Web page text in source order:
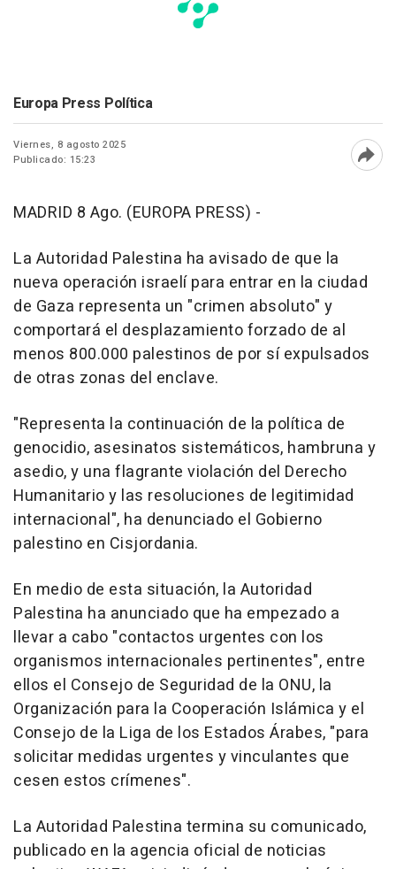
Europa Press Política
Viernes, 8 agosto 2025
Publicado: 15:23
MADRID 8 Ago. (EUROPA PRESS) -
La Autoridad Palestina ha avisado de que la
nueva operación israelí para entrar en la ciudad
de Gaza representa un "crimen absoluto" y
comportará el desplazamiento forzado de al
menos 800.000 palestinos de por sí expulsados
de otras zonas del enclave.
"Representa la continuación de la política de
genocidio, asesinatos sistemáticos, hambruna y
asedio, y una flagrante violación del Derecho
Humanitario y las resoluciones de legitimidad
internacional", ha denunciado el Gobierno
palestino en Cisjordania.
En medio de esta situación, la Autoridad
Palestina ha anunciado que ha empezado a
llevar a cabo "contactos urgentes con los
organismos internacionales pertinentes", entre
ellos el Consejo de Seguridad de la ONU, la
Organización para la Cooperación Islámica y el
Consejo de la Liga de los Estados Árabes, "para
solicitar medidas urgentes y vinculantes que
cesen estos crímenes".
La Autoridad Palestina termina su comunicado,
publicado en la agencia oficial de noticias